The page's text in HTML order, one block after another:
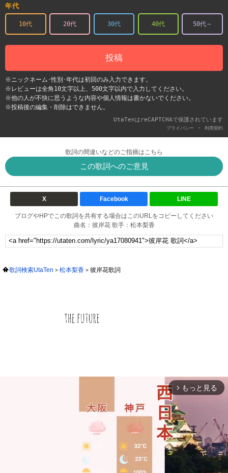
年代
10代 20代 30代 40代 50代～
投稿
※ニックネーム･性別･年代は初回のみ入力できます。
※レビューは全角10文字以上、500文字以内で入力してください。
※他の人が不快に思うような内容や個人情報は書かないでください。
※投稿後の編集・削除はできません。
UtaTenはreCAPTCHAで保護されています
プライバシー - 利用契約
歌詞の間違いなどのご指摘はこちら
この歌詞へのご意見
X Facebook LINE
ブログやHPでこの歌詞を共有する場合はこのURLをコピーしてください
曲名：彼岸花 歌手：松本梨香
歌詞検索UtaTen 松本梨香 彼岸花歌詞
arrow_forward_ios もっと見る